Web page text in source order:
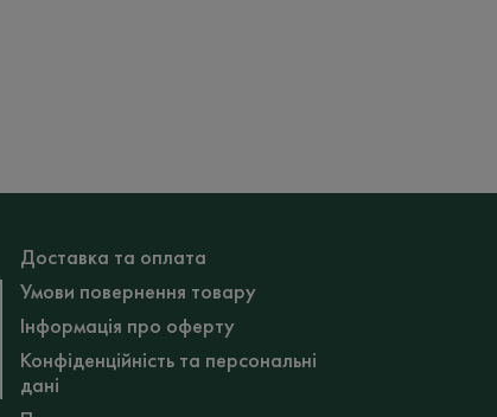
Доставка та оплата
Умови повернення товару
Інформація про оферту
Конфіденційність та персональні
дані